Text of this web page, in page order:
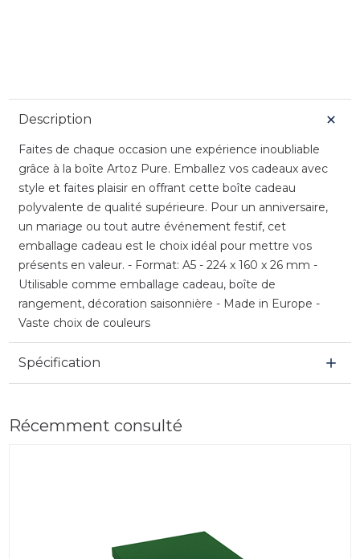
Description
Faites de chaque occasion une expérience inoubliable
grâce à la boîte Artoz Pure. Emballez vos cadeaux avec
style et faites plaisir en offrant cette boîte cadeau
polyvalente de qualité supérieure. Pour un anniversaire,
un mariage ou tout autre événement festif, cet
emballage cadeau est le choix idéal pour mettre vos
présents en valeur. - Format: A5 - 224 x 160 x 26 mm -
Utilisable comme emballage cadeau, boîte de
rangement, décoration saisonnière - Made in Europe -
Vaste choix de couleurs
Spécification
Récemment consulté